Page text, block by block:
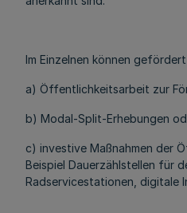
Im Einzelnen können
a) Öffentlichkeitsarbeit zur
b) Modal-Split-Erhebungen
c) investive Maßnahmen der
Beispiel Dauerzählstellen für
Radservicestationen, digitale